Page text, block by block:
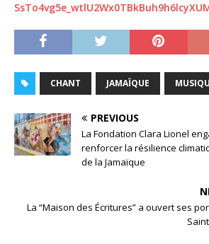
CHANT JAMAÏQUE
PREVIOUS
La Fondation Clara Lionel
renforcer la résilience
de la Jamaïque
La “Maison des Écritures” a ouvert ses